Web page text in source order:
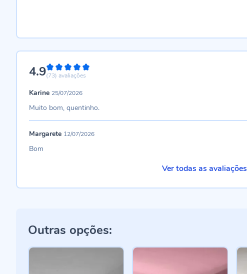
4.998%
(73) avaliações
Karine 25/07/2026
Muito bom, quentinho.
Margarete 12/07/2026
Bom
Ver todas as avaliações
Outras opções: